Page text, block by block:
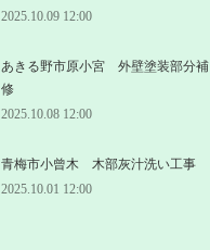
2025.10.09 12:00
あきる野市原小宮 外壁塗装部分補
修
2025.10.08 12:00
青梅市小曾木 木部灰汁洗い工事
2025.10.01 12:00